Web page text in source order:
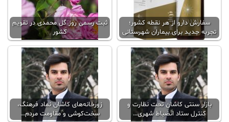
سفارش دارو از هر نقطه کشور؛
تجربه جدید برای بیماران شهرستانی
ثبت رسمی روز گل محمدی در تقویم
کشور
بازار سنتی کاشان تحت نظارت و
کنترل ستاد انضباط شهری…
زورخانه‌های کاشان نماد فرهنگ،
سخت‌کوشی و مقاومت مردم…